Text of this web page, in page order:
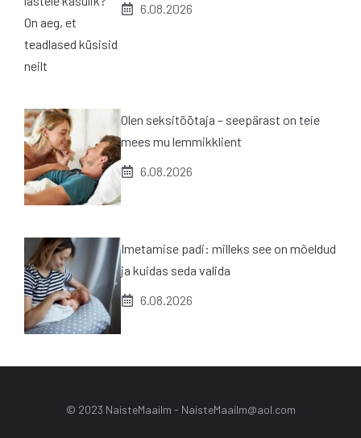
6.08.2026
Olen seksitöötaja – seepärast on teie
mees mu lemmikklient
6.08.2026
Imetamise padi: milleks see on mõeldud
ja kuidas seda valida
6.08.2026
© 2023 NaisteMaailm - NaisteMaailm@aol.com